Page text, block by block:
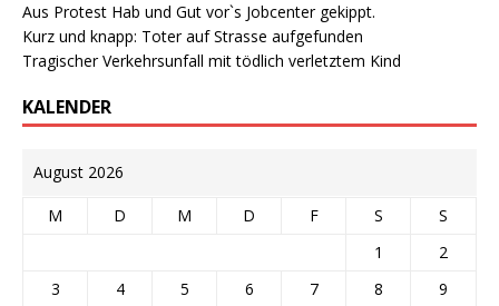
Aus Protest Hab und Gut vor`s Jobcenter gekippt.
Kurz und knapp: Toter auf Strasse aufgefunden
Tragischer Verkehrsunfall mit tödlich verletztem Kind
KALENDER
August 2026
M D M D F S
S
1
2
3
4 5 6 7 8
9